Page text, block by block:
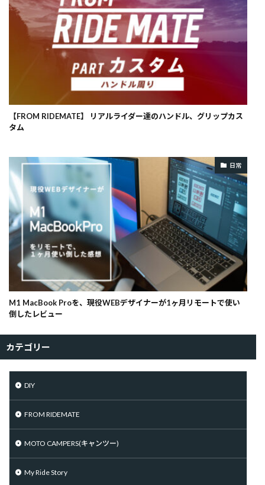
【FROM RIDEMATE】 リアルライダー達のハンドル、グリップカス
タム
日常
M1 MacBook Proを、現役WEBデザイナーが1ヶ月リモートで使い
倒したレビュー
カテゴリー
DIY
FROM RIDEMATE
MOTO CAMPERS(キャンツー)
My Ride Story